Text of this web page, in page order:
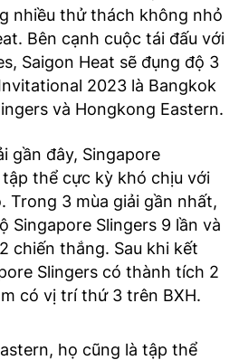
nhiều thử thách không nhỏ
Bên cạnh cuộc tái đấu với
Saigon Heat sẽ đụng độ 3
2023 là Bangkok
và Hongkong Eastern.
gần đây, Singapore
thể cực kỳ khó chịu với
Trong 3 mùa giải gần nhất,
Singapore Slingers 9 lần và
chiến thắng. Sau khi kết
Slingers có thành tích 2
có vị trí thứ 3 trên BXH.
họ cũng là tập thể